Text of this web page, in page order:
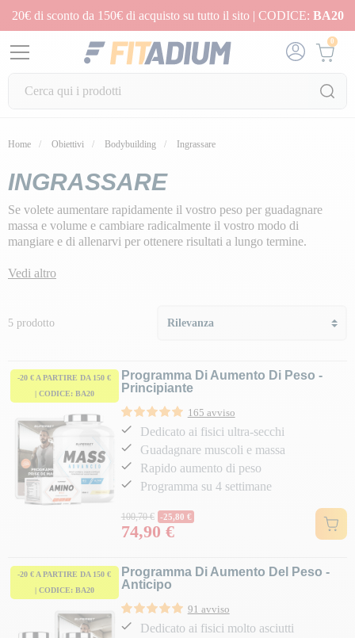
20€ di sconto da 150€ di acquisto su tutto il sito | CODICE: BA20
0
Home Obiettivi Bodybuilding Ingrassare
INGRASSARE
Se volete aumentare rapidamente il vostro peso per guadagnare
massa e volume e cambiare radicalmente il vostro modo di
mangiare e di allenarvi per ottenere risultati a lungo termine.
La nostra missione: sostenervi nella vostra trasformazione fisica
livello.
Vedi altro
5 prodotto
-20 € A PARTIRE DA 150 €
| CODICE: BA20
Programma Di Aumento Di Peso -
Principiante
165 avviso
Dedicato ai fisici ultra-secchi
Guadagnare muscoli e massa
Rapido aumento di peso
Programma su 4 settimane
Prezzo normale
100,70 € -25,80 €
Prezzo
74,90 €
-20 € A PARTIRE DA 150 €
| CODICE: BA20
Programma Di Aumento Del Peso -
Anticipo
91 avviso
Dedicato ai fisici molto asciutti